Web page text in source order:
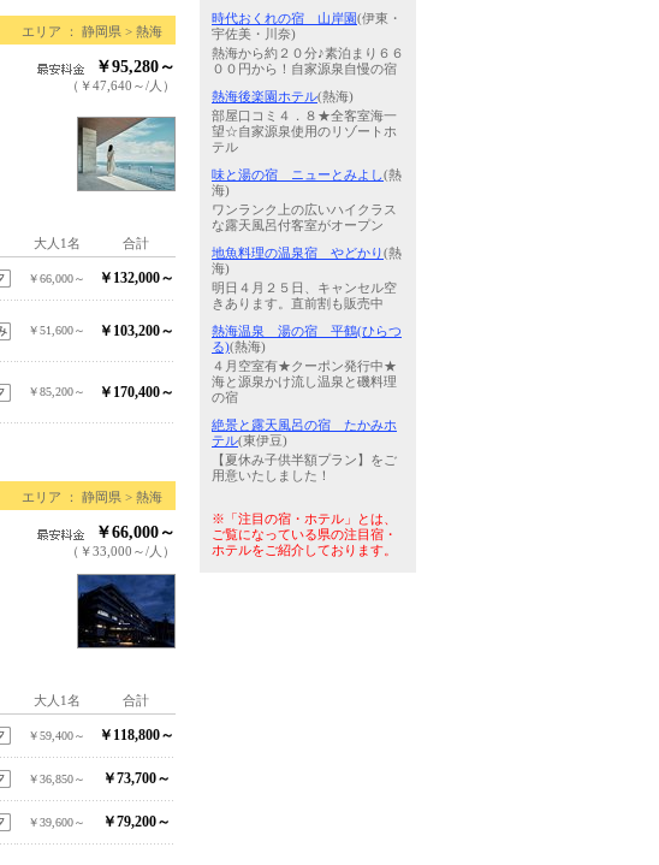
エリア ： 静岡県 > 熱海
￥95,280～
（￥47,640～/人）
大人1名 合計
￥66,000～ ￥132,000～
￥51,600～ ￥103,200～
￥85,200～ ￥170,400～
エリア ： 静岡県 > 熱海
￥66,000～
（￥33,000～/人）
大人1名 合計
￥59,400～ ￥118,800～
￥36,850～ ￥73,700～
￥39,600～ ￥79,200～
時代おくれの宿 山岸園(伊東・
宇佐美・川奈)
熱海から約２０分♪素泊まり６６
００円から！自家源泉自慢の宿
熱海後楽園ホテル(熱海)
部屋口コミ４．８★全客室海一
望☆自家源泉使用のリゾートホ
テル
味と湯の宿 ニューとみよし(熱
海)
ワンランク上の広いハイクラス
な露天風呂付客室がオープン
地魚料理の温泉宿 やどかり(熱
海)
明日４月２５日、キャンセル空
きあります。直前割も販売中
熱海温泉 湯の宿 平鶴(ひらつ
る)(熱海)
４月空室有★クーポン発行中★
海と源泉かけ流し温泉と磯料理
の宿
絶景と露天風呂の宿 たかみホ
テル(東伊豆)
【夏休み子供半額プラン】をご
用意いたしました！
※「注目の宿・ホテル」とは、
ご覧になっている県の注目宿・
ホテルをご紹介しております。